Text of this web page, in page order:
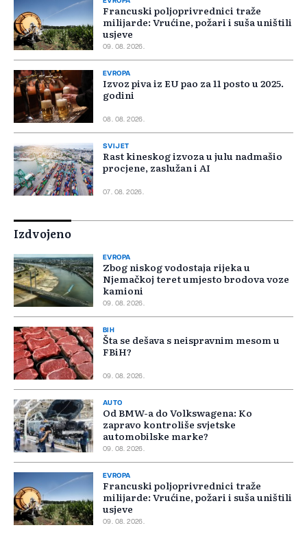
Francuski poljoprivrednici traže
milijarde: Vrućine, požari i suša uništili
usjeve
09. 08. 2026.
EVROPA
Izvoz piva iz EU pao za 11 posto u 2025.
godini
08. 08. 2026.
SVIJET
Rast kineskog izvoza u julu nadmašio
procjene, zaslužan i AI
07. 08. 2026.
Izdvojeno
EVROPA
Zbog niskog vodostaja rijeka u
Njemačkoj teret umjesto brodova voze
kamioni
09. 08. 2026.
BIH
Šta se dešava s neispravnim mesom u
FBiH?
09. 08. 2026.
AUTO
Od BMW-a do Volkswagena: Ko
zapravo kontroliše svjetske
automobilske marke?
09. 08. 2026.
EVROPA
Francuski poljoprivrednici traže
milijarde: Vrućine, požari i suša uništili
usjeve
09. 08. 2026.